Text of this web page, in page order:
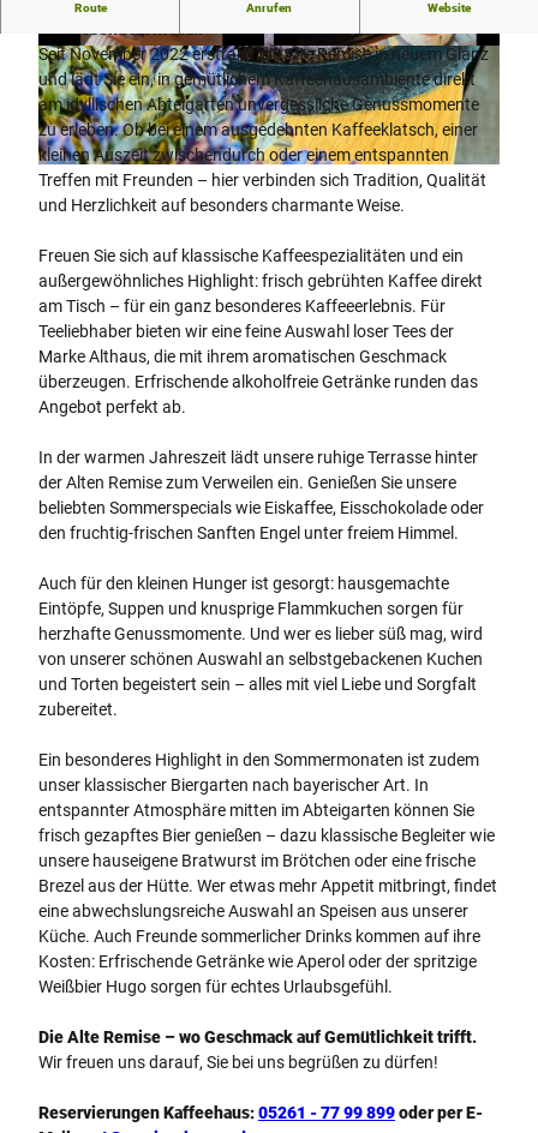
© Nadine Weidner | CC-BY-SA
© Nadine Weidner |CC-BY-SA © Nadine Weidner |CC-BY-SA
Route Anrufen Website
Seit November 2022 erstrahlt die Alte Remise in neuem Glanz
und lädt Sie ein, in gemütlichem Kaffeehausambiente direkt
am idyllischen Abteigarten unvergessliche Genussmomente
zu erleben. Ob bei einem ausgedehnten Kaffeeklatsch, einer
kleinen Auszeit zwischendurch oder einem entspannten
Treffen mit Freunden – hier verbinden sich Tradition, Qualität
und Herzlichkeit auf besonders charmante Weise.
Freuen Sie sich auf klassische Kaffeespezialitäten und ein
außergewöhnliches Highlight: frisch gebrühten Kaffee direkt
am Tisch – für ein ganz besonderes Kaffeeerlebnis. Für
Teeliebhaber bieten wir eine feine Auswahl loser Tees der
Marke Althaus, die mit ihrem aromatischen Geschmack
überzeugen. Erfrischende alkoholfreie Getränke runden das
Angebot perfekt ab.
In der warmen Jahreszeit lädt unsere ruhige Terrasse hinter
der Alten Remise zum Verweilen ein. Genießen Sie unsere
beliebten Sommerspecials wie Eiskaffee, Eisschokolade oder
den fruchtig-frischen Sanften Engel unter freiem Himmel.
Auch für den kleinen Hunger ist gesorgt: hausgemachte
Eintöpfe, Suppen und knusprige Flammkuchen sorgen für
herzhafte Genussmomente. Und wer es lieber süß mag, wird
von unserer schönen Auswahl an selbstgebackenen Kuchen
und Torten begeistert sein – alles mit viel Liebe und Sorgfalt
zubereitet.
Ein besonderes Highlight in den Sommermonaten ist zudem
unser klassischer Biergarten nach bayerischer Art. In
entspannter Atmosphäre mitten im Abteigarten können Sie
frisch gezapftes Bier genießen – dazu klassische Begleiter wie
unsere hauseigene Bratwurst im Brötchen oder eine frische
Brezel aus der Hütte. Wer etwas mehr Appetit mitbringt, findet
eine abwechslungsreiche Auswahl an Speisen aus unserer
Küche. Auch Freunde sommerlicher Drinks kommen auf ihre
Kosten: Erfrischende Getränke wie Aperol oder der spritzige
Weißbier Hugo sorgen für echtes Urlaubsgefühl.
Die Alte Remise – wo Geschmack auf Gemütlichkeit trifft.
Wir freuen uns darauf, Sie bei uns begrüßen zu dürfen!
Reservierungen Kaffeehaus:05261 - 77 99 899oder per E-